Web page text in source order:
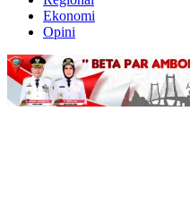
Ekonomi
Opini